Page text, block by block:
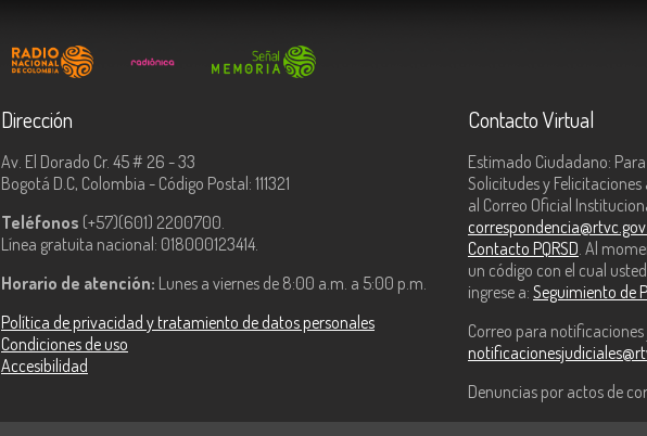
Dirección
Av. El Dorado Cr. 45 # 26 - 33
Bogotá D.C, Colombia - Código Postal: 111321
Teléfonos (+57)(601) 2200700.
Línea gratuita nacional: 018000123414.
Horario de atención: Lunes a viernes de 8:00 a.m. a 5:00 p.m.
Política de privacidad y tratamiento de datos personales
Condiciones de uso
Accesibilidad
Contacto Virtual
Estimado Ciudadano:
Solicitudes y
al Correo Oficial
Contacto PQRSD . Al
un código con el cual
ingrese a: Seguimiento de
Correo para notificaciones
Denuncias por actos de